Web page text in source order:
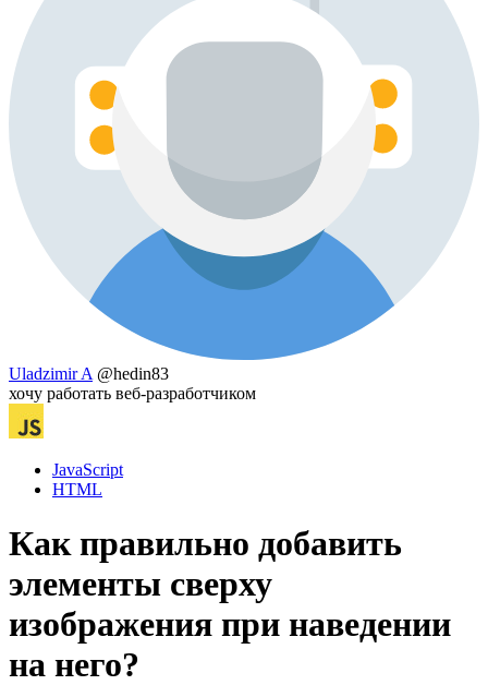
Uladzimir A @hedin83
хочу работать веб-разработчиком
JavaScript
HTML
Как правильно добавить
элементы сверху
изображения при наведении
на него?